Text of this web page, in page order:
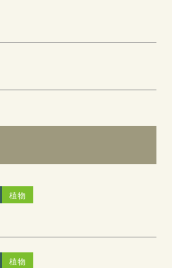
植物
植物